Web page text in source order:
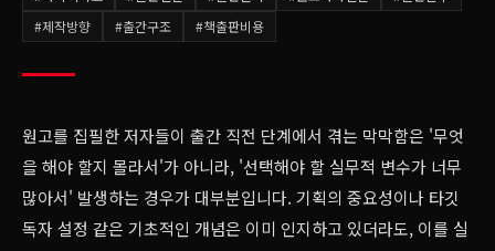
#제작방향 #출간구조 #책출판비용
원고를 집필한 저자들이 출간 직전 단계에서 겪는 막막함은 '무엇
을 해야 할지 몰라서'가 아니라, '선택해야 할 실무적 변수가 너무
많아서' 발생하는 경우가 대부분입니다. 기획의 중요성이나 타깃
독자 설정 같은 기초적인 개념은 이미 인지하고 있더라도, 이를 실